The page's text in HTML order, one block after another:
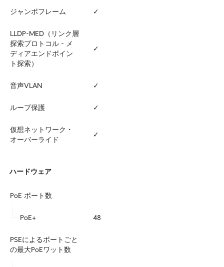
ジャンボフレーム ✓
LLDP-MED（リンク層
探索プロトコル - メ
ディアエンドポイン
ト探索）
✓
音声VLAN ✓
ループ保護 ✓
仮想ネットワーク・
オーバーライド
✓
ハードウェア
PoE ポート数
PoE+ 48
PSEによるポートごと
の最大PoEワット数